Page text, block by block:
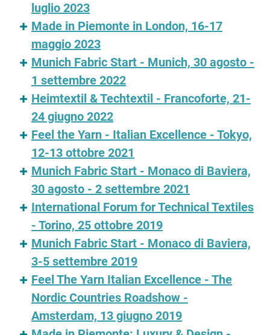
luglio 2023
Made in Piemonte in London, 16-17
maggio 2023
Munich Fabric Start - Munich, 30 agosto -
1 settembre 2022
Heimtextil & Techtextil - Francoforte, 21-
24 giugno 2022
Feel the Yarn - Italian Excellence - Tokyo,
12-13 ottobre 2021
Munich Fabric Start - Monaco di Baviera,
30 agosto - 2 settembre 2021
International Forum for Technical Textiles
- Torino, 25 ottobre 2019
Munich Fabric Start - Monaco di Baviera,
3-5 settembre 2019
Feel The Yarn Italian Excellence - The
Nordic Countries Roadshow -
Amsterdam, 13 giugno 2019